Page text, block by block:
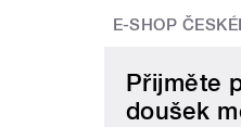
E-SHOP
Přijměte
doušek